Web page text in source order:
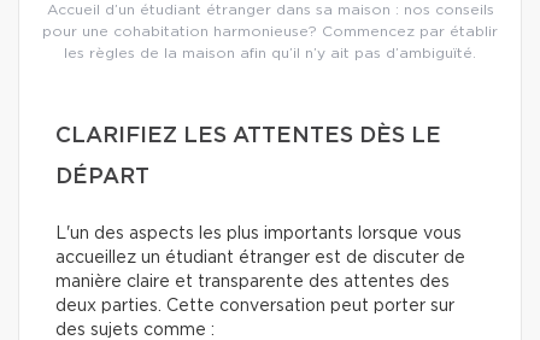
Accueil d’un étudiant étranger dans sa maison : nos conseils
pour une cohabitation harmonieuse? Commencez par établir
les règles de la maison afin qu’il n’y ait pas d’ambiguïté.
CLARIFIEZ LES ATTENTES DÈS LE
DÉPART
L'un des aspects les plus importants lorsque vous
accueillez un étudiant étranger est de discuter de
manière claire et transparente des attentes des
deux parties. Cette conversation peut porter sur
des sujets comme :